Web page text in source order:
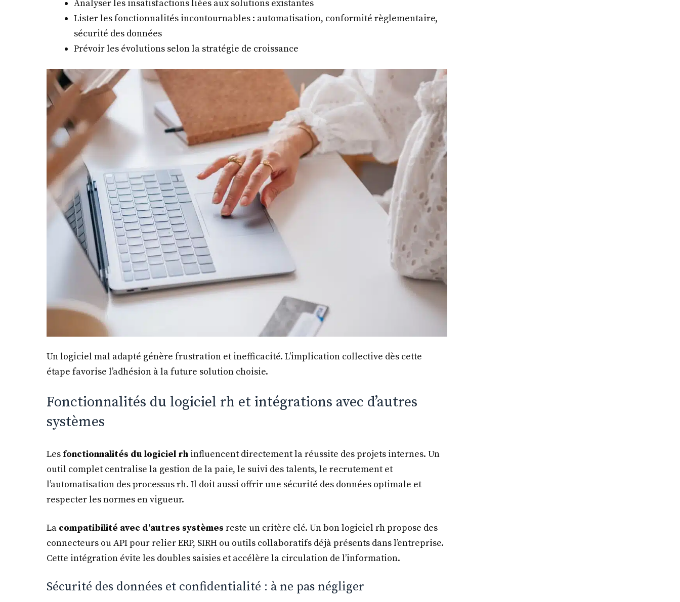
Analyser les insatisfactions liées aux solutions existantes
Lister les fonctionnalités incontournables : automatisation, conformité règlementaire,
sécurité des données
Prévoir les évolutions selon la stratégie de croissance
Un logiciel mal adapté génère frustration et inefficacité. L’implication collective dès cette
étape favorise l’adhésion à la future solution choisie.
Fonctionnalités du logiciel rh et intégrations avec d’autres
systèmes
Les fonctionnalités du logiciel rh influencent directement la réussite des projets internes. Un
outil complet centralise la gestion de la paie, le suivi des talents, le recrutement et
l’automatisation des processus rh. Il doit aussi offrir une sécurité des données optimale et
respecter les normes en vigueur.
La compatibilité avec d’autres systèmes reste un critère clé. Un bon logiciel rh propose des
connecteurs ou API pour relier ERP, SIRH ou outils collaboratifs déjà présents dans l’entreprise.
Cette intégration évite les doubles saisies et accélère la circulation de l’information.
Sécurité des données et confidentialité : à ne pas négliger